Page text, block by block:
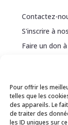
Pour offrir les
telles que les
des appareils. Le
de traiter des
les ID uniques sur
Contactez-
S'inscrire à
Faire un don
Politique de
Politique de